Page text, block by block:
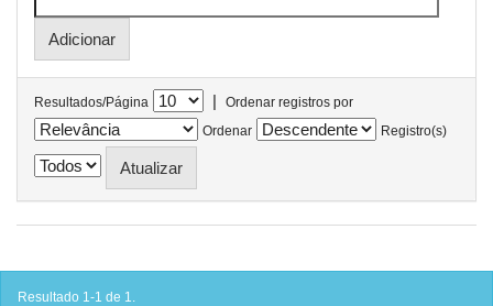
Resultados/Página |
Ordenar registros por
Ordenar
Registro(s)
Resultado 1-1 de 1.